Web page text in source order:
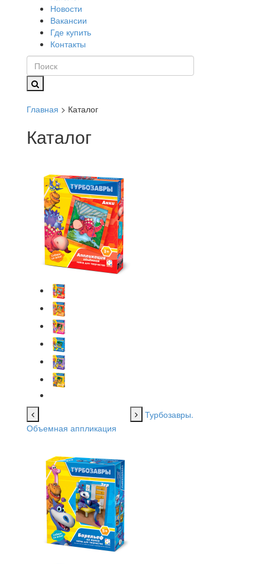
Новости
Вакансии
Где купить
Контакты
Главная > Каталог
Каталог
Турбозавры.
Объемная аппликация